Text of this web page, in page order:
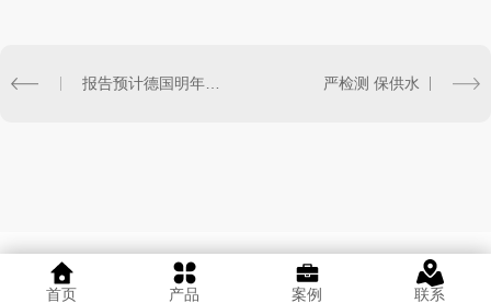
严检测 保供水
首页 产品 案例 联系